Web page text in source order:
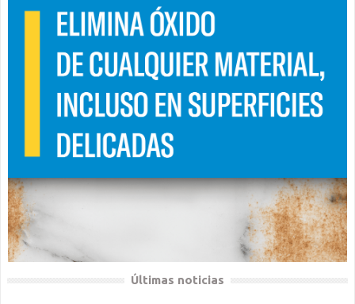
Últimas noticias